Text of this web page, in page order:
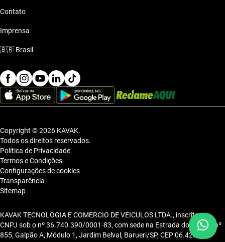
Contato
Imprensa
🇧🇷 Brasil
Copyright © 2026 KAVAK.
Todos os direitos reservados.
Política de Privacidade
Termos e Condições
Configurações de cookies
Transparência
Sitemap
KAVAK TECNOLOGIA E COMERCIO DE VEICULOS LTDA., inscrita no
CNPJ sob o nº 36.740.390/0001-83, com sede na Estrada dos Alpes, nº
855, Galpão A, Módulo 1, Jardim Belval, Barueri/SP, CEP 06.423-080